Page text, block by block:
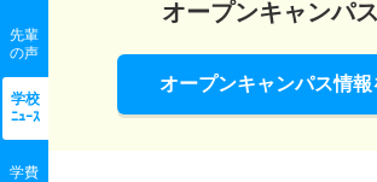
先輩
の声
学校
ﾆｭｰｽ
学費
オープンキャンパス
オープンキャンパス情報